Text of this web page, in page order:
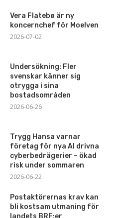
Vera Flatebø är ny
koncernchef för Moelven
2026-07-02
Undersökning: Fler
svenskar känner sig
otrygga i sina
bostadsområden
2026-06-26
Trygg Hansa varnar
företag för nya AI drivna
cyberbedrägerier – ökad
risk under sommaren
2026-06-22
Postaktörernas krav kan
bli kostsam utmaning för
landets BRF:er